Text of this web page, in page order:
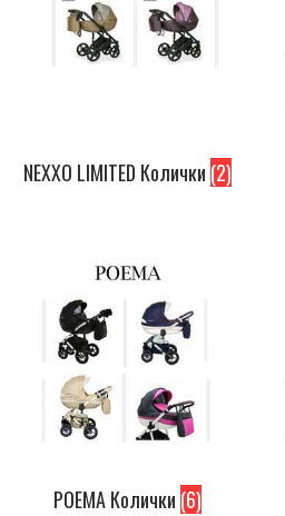
NEXXO LIMITED Колички (2)
POEMA Колички (6)